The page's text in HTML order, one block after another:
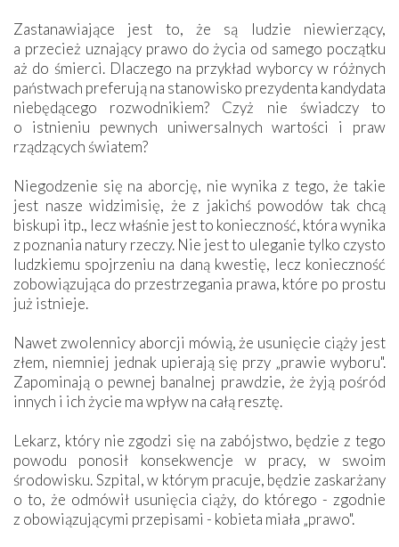
Zastanawiające jest to, że są ludzie niewierzący,
a przecież uznający prawo do życia od samego początku
aż do śmierci. Dlaczego na przykład wyborcy w różnych
państwach preferują na stanowisko prezydenta kandydata
niebędącego rozwodnikiem? Czyż nie świadczy to
o istnieniu pewnych uniwersalnych wartości i praw
rządzących światem?
Niegodzenie się na aborcję, nie wynika z tego, że takie
jest nasze widzimisię, że z jakichś powodów tak chcą
biskupi itp., lecz właśnie jest to konieczność, która wynika
z poznania natury rzeczy. Nie jest to uleganie tylko czysto
ludzkiemu spojrzeniu na daną kwestię, lecz konieczność
zobowiązująca do przestrzegania prawa, które po prostu
już istnieje.
Nawet zwolennicy aborcji mówią, że usunięcie ciąży jest
złem, niemniej jednak upierają się przy „prawie wyboru".
Zapominają o pewnej banalnej prawdzie, że żyją pośród
innych i ich życie ma wpływ na całą resztę.
Lekarz, który nie zgodzi się na zabójstwo, będzie z tego
powodu ponosił konsekwencje w pracy, w swoim
środowisku. Szpital, w którym pracuje, będzie zaskarżany
o to, że odmówił usunięcia ciąży, do którego - zgodnie
z obowiązującymi przepisami - kobieta miała „prawo".